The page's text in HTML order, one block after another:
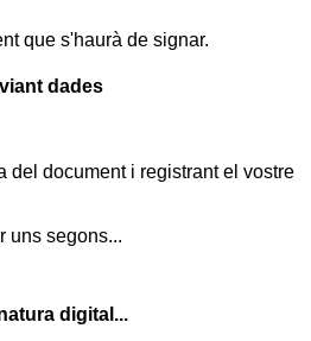
que s'haurà de signar.
dades
del document i registrant el vostre
uns segons...
digital...